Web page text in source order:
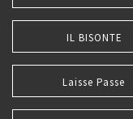
IL BISONTE
Laisse Passe